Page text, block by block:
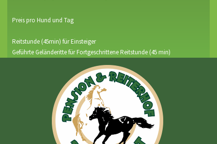
Preis pro Hund und Tag
Reitstunde (45min) für Einsteiger
Geführte Geländeritte für Fortgeschrittene Reitstunde (45 min)